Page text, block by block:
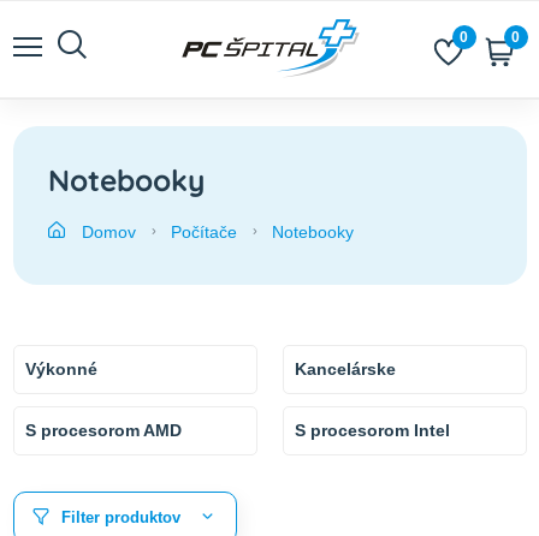
0 0
Notebooky
Domov Počítače Notebooky
Výkonné Kancelárske
S procesorom AMD S procesorom Intel
Filter produktov